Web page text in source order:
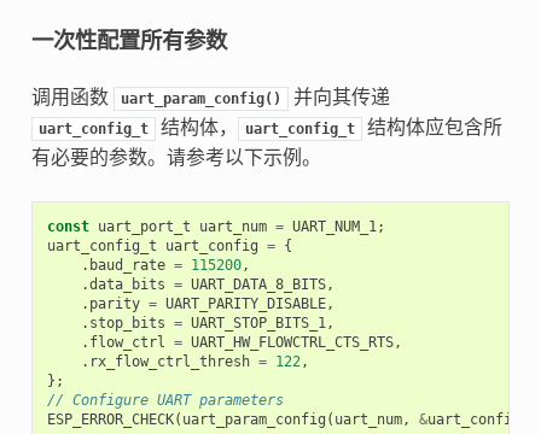
一次性配置所有参数
调用函数 uart_param_config() 并向其传递
uart_config_t 结构体， uart_config_t
结构体应包含所
有必要的参数。请参考以下示例。
const uart_port_t uart_num = UART_NUM_1;
uart_config_t
uart_config = {
. baud_rate = 115200,
.data_bits = UART_DATA_8_BITS,
. parity = UART_PARITY_DISABLE,
. stop_bits = UART_STOP_BITS_1,
. flow_ctrl = UART_HW_FLOWCTRL_CTS_RTS,
. rx_flow_ctrl_thresh = 122,
};
// Configure UART parameters
ESP_ERROR_CHECK( uart_param_config ( uart_num, &uart_config